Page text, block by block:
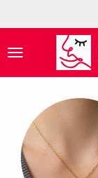
direct
naar